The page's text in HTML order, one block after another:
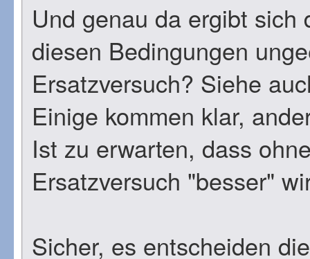
Und genau da ergibt
diesen Bedingungen
Ersatzversuch? Siehe
Einige kommen klar,
Ist zu erwarten, dass
Ersatzversuch "besser"
Sicher, es entscheiden